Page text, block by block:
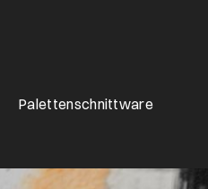
Palettenschnittware